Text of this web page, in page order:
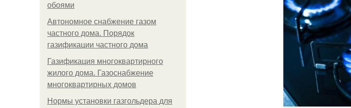
обоями
Автономное снабжение газом
частного дома. Порядок
газификации частного дома
Газификация многоквартирного
жилого дома. Газоснабжение
многоквартирных домов
Нормы установки газгольдера для